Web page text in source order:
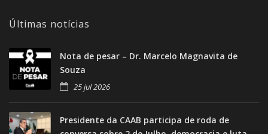
Últimas notícias
Nota de pesar – Dr. Marcelo Magnavita de
Souza
25 jul 2026
Presidente da CAAB participa de roda de